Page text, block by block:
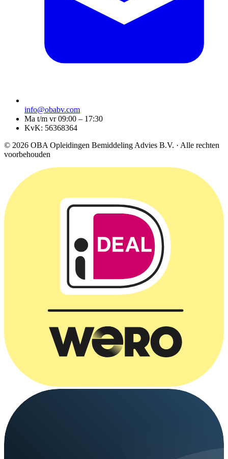
info@obabv.com
Ma t/m vr 09:00 – 17:30
KvK: 56368364
© 2026 OBA Opleidingen Bemiddeling Advies B.V. · Alle rechten
voorbehouden